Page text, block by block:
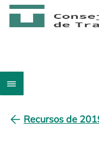
Recursos de